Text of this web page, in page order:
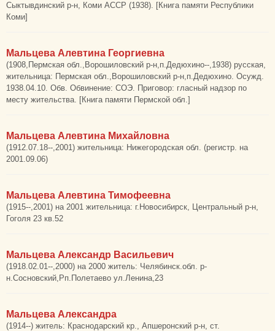
Сыктывдинский р-н, Коми АССР (1938). [Книга памяти Республики
Коми]
Мальцева Алевтина Георгиевна
(1908,Пермская обл.,Ворошиловский р-н,п.Дедюхино--,1938) русская,
жительница: Пермская обл.,Ворошиловский р-н,п.Дедюхино. Осужд.
1938.04.10. Обв. Обвинение: СОЭ. Приговор: гласный надзор по
месту жительства. [Книга памяти Пермской обл.]
Мальцева Алевтина Михайловна
(1912.07.18--,2001) жительница: Нижегородская обл. (регистр. на
2001.09.06)
Мальцева Алевтина Тимофеевна
(1915--,2001) на 2001 жительница: г.Новосибирск, Центральный р-н,
Гоголя 23 кв.52
Мальцева Александр Васильевич
(1918.02.01--,2000) на 2000 житель: Челябинск.обл. р-
н.Сосновский,Рп.Полетаево ул.Ленина,23
Мальцева Александра
(1914--) житель: Краснодарский кр., Апшеронский р-н, ст.